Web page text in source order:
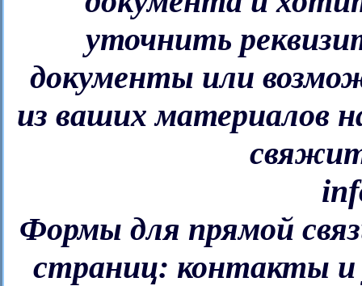
уточнить
документы или
из ваших материалов
Формы для прямой
страниц: контакты и